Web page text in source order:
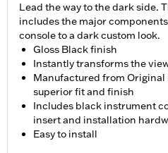
Lead the way to the dark side.
includes the major
console to a dark custom look.
Gloss Black finish
Instantly transforms the
Manufactured from
superior fit and finish
Includes black instrument
insert and installation
Easy to install